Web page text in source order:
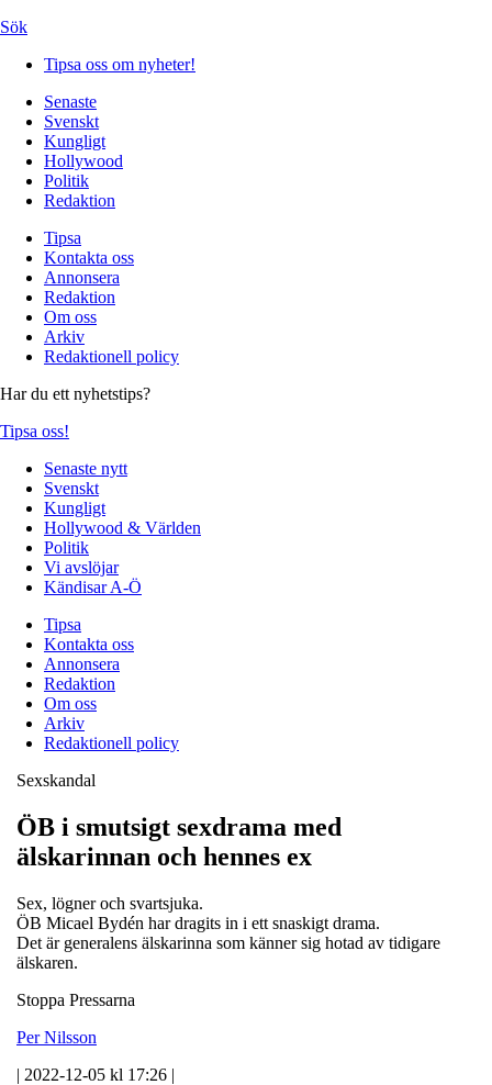
Sök
Tipsa oss om nyheter!
Senaste
Svenskt
Kungligt
Hollywood
Politik
Redaktion
Tipsa
Kontakta oss
Annonsera
Redaktion
Om oss
Arkiv
Redaktionell policy
Har du ett nyhetstips?
Tipsa oss!
Senaste nytt
Svenskt
Kungligt
Hollywood & Världen
Politik
Vi avslöjar
Kändisar A-Ö
Tipsa
Kontakta oss
Annonsera
Redaktion
Om oss
Arkiv
Redaktionell policy
Sexskandal
ÖB i smutsigt sexdrama med
älskarinnan och hennes ex
Sex, lögner och svartsjuka.
ÖB Micael Bydén har dragits in i ett snaskigt drama.
Det är generalens älskarinna som känner sig hotad av tidigare
älskaren.
Stoppa Pressarna
Per Nilsson
| 2022-12-05 kl 17:26 |